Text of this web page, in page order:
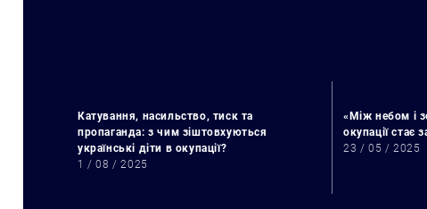
Катування, насильство, тиск та
пропаганда: з чим зіштовхуються
українські діти в окупації?
1 / 08 / 2025
«Між небом і
окупації стає
23 / 05 / 2025